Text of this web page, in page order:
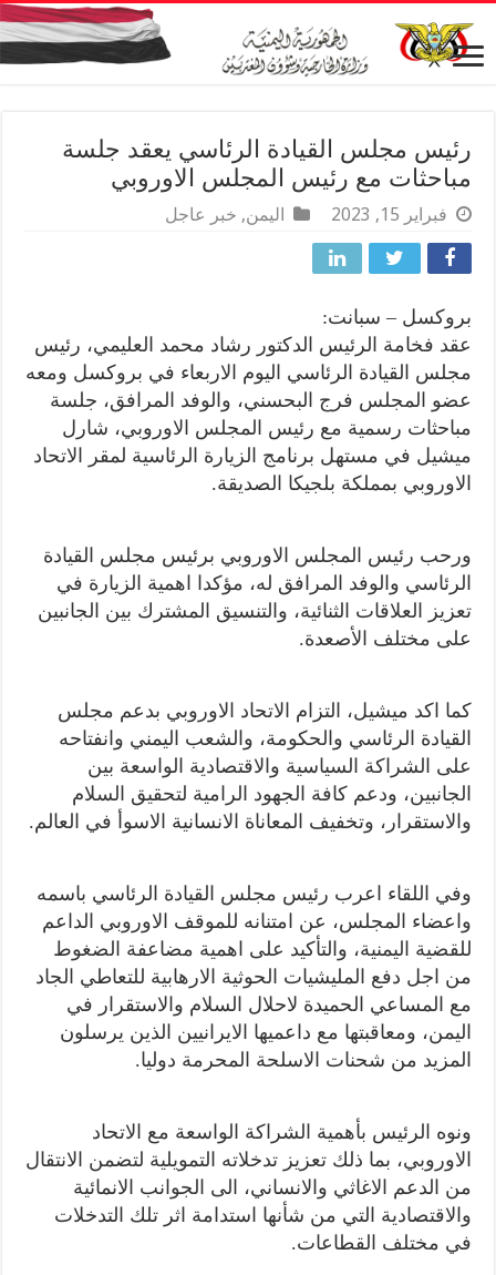
رئيس مجلس القيادة الرئاسي يعقد جلسة
مباحثات مع رئيس المجلس الاوروبي
فبراير 15, 2023 اليمن, خبر عاجل
بروكسل – سبانت:
عقد فخامة الرئيس الدكتور رشاد محمد العليمي، رئيس
مجلس القيادة الرئاسي اليوم الاربعاء في بروكسل ومعه
عضو المجلس فرج البحسني، والوفد المرافق، جلسة
مباحثات رسمية مع رئيس المجلس الاوروبي، شارل
ميشيل في مستهل برنامج الزيارة الرئاسية لمقر الاتحاد
الاوروبي بمملكة بلجيكا الصديقة.
ورحب رئيس المجلس الاوروبي برئيس مجلس القيادة
الرئاسي والوفد المرافق له، مؤكدا اهمية الزيارة في
تعزيز العلاقات الثنائية، والتنسيق المشترك بين الجانبين
على مختلف الأصعدة.
كما اكد ميشيل، التزام الاتحاد الاوروبي بدعم مجلس
القيادة الرئاسي والحكومة، والشعب اليمني وانفتاحه
على الشراكة السياسية والاقتصادية الواسعة بين
الجانبين، ودعم كافة الجهود الرامية لتحقيق السلام
والاستقرار، وتخفيف المعاناة الانسانية الاسوأ في العالم.
وفي اللقاء اعرب رئيس مجلس القيادة الرئاسي باسمه
واعضاء المجلس، عن امتنانه للموقف الاوروبي الداعم
للقضية اليمنية، والتأكيد على اهمية مضاعفة الضغوط
من اجل دفع المليشيات الحوثية الارهابية للتعاطي الجاد
مع المساعي الحميدة لاحلال السلام والاستقرار في
اليمن، ومعاقبتها مع داعميها الايرانيين الذين يرسلون
المزيد من شحنات الاسلحة المحرمة دوليا.
ونوه الرئيس بأهمية الشراكة الواسعة مع الاتحاد
الاوروبي، بما ذلك تعزيز تدخلاته التمويلية لتضمن الانتقال
من الدعم الاغاثي والانساني، الى الجوانب الانمائية
والاقتصادية التي من شأنها استدامة اثر تلك التدخلات
في مختلف القطاعات.